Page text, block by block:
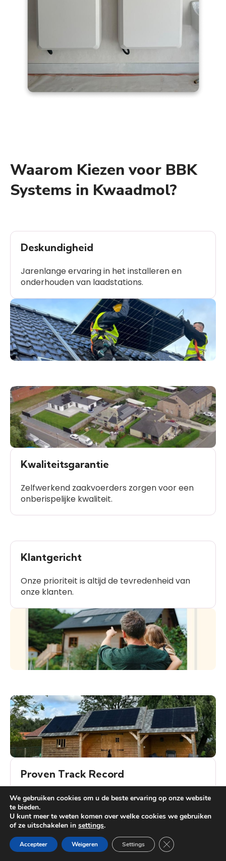
Waarom Kiezen voor BBK
Systems in Kwaadmol?
Deskundigheid
Jarenlange ervaring in het installeren en
onderhouden van laadstations.
Kwaliteitsgarantie
Zelfwerkend zaakvoerders zorgen voor een
onberispelijke kwaliteit.
Klantgericht
Onze prioriteit is altijd de tevredenheid van
onze klanten.
Proven Track Record
Meer dan 1000 succesvolle installaties achter
onze naam.
We gebruiken cookies om u de beste ervaring op onze website
te bieden.
U kunt meer te weten komen over welke cookies we gebruiken
of ze uitschakelen in settings.
Accepteer Weigeren Settings Close GDPR